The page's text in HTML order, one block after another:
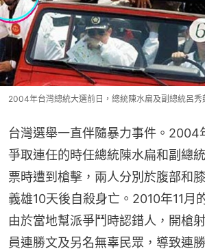
2004年台灣總統大選前日，總統陳水扁及副總統呂秀
台灣選舉一直伴隨暴力事件。2004
爭取連任的時任總統陳水扁和副總
票時遭到槍擊，兩人分別於腹部和
義雄10天後自殺身亡。2010年11月
由於當地幫派爭鬥時認錯人，開槍
員連勝文及另名無辜民眾，導致連